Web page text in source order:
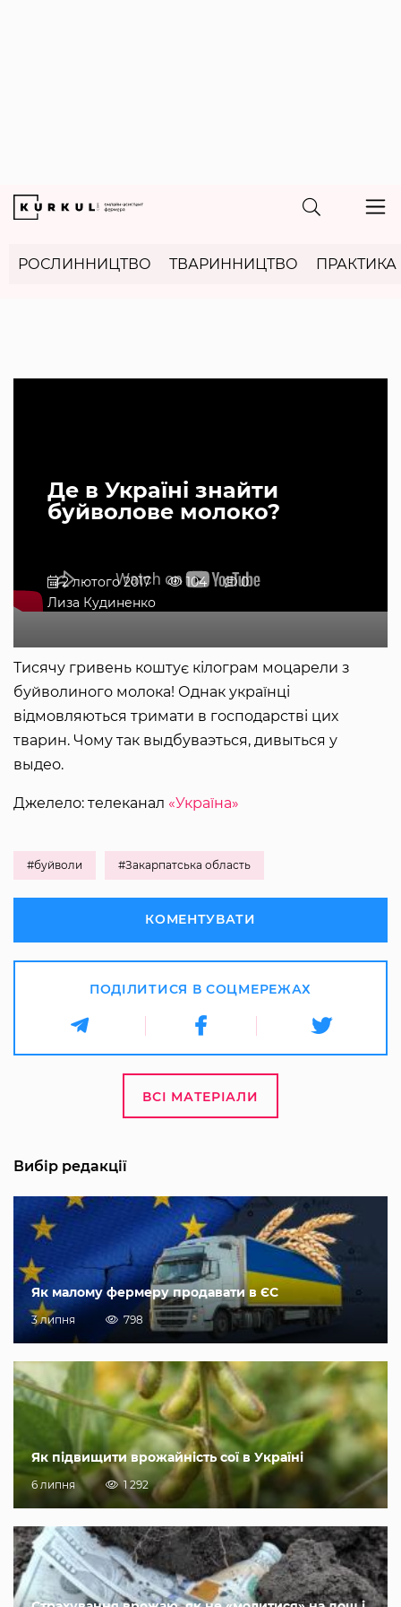
РОСЛИННИЦТВО ТВАРИННИЦТВО ПРАКТИКА
Де в Україні знайти
буйволове молоко?
2 лютого 2017 104
0
Лиза Кудиненко
Тисячу гривень коштує кілограм моцарели з
буйволиного молока! Однак українці
відмовляються тримати в господарстві цих
тварин. Чому так выдбуваэться, дивыться у
выдео.
Джелело: телеканал «Україна»
#буйволи #Закарпатська область
КОМЕНТУВАТИ
ПОДІЛИТИСЯ В СОЦМЕРЕЖАХ
ВСІ МАТЕРІАЛИ
Вибір редакції
Як малому фермеру продавати в ЄС
3 липня 798
Як підвищити врожайність сої в Україні
6 липня 1 292